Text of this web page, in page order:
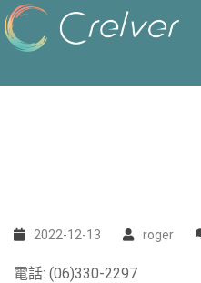
2022-12-13 roger
電話: (06)330-2297